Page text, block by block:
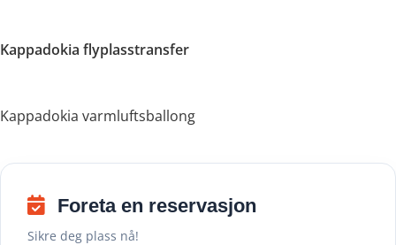
Kappadokia flyplasstransfer
Kappadokia varmluftsballong
Foreta en reservasjon
Sikre deg plass nå!